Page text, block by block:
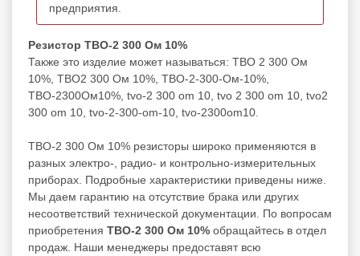
предприятия.
Резистор ТВО-2 300 Ом 10%
Также это изделие может называться: ТВО 2 300 Ом
10%, ТВО2 300 Ом 10%, ТВО-2-300-Ом-10%,
ТВО-2300Ом10%, tvo-2 300 om 10, tvo 2 300 om 10, tvo2
300 om 10, tvo-2-300-om-10, tvo-2300om10.
ТВО-2 300 Ом 10% резисторы широко применяются в
разных электро-, радио- и контрольно-измерительных
приборах. Подробные характеристики приведены ниже.
Мы даем гарантию на отсутствие брака или других
несоответствий технической документации. По вопросам
приобретения ТВО-2 300 Ом 10% обращайтесь в отдел
продаж. Наши менеджеры предоставят всю